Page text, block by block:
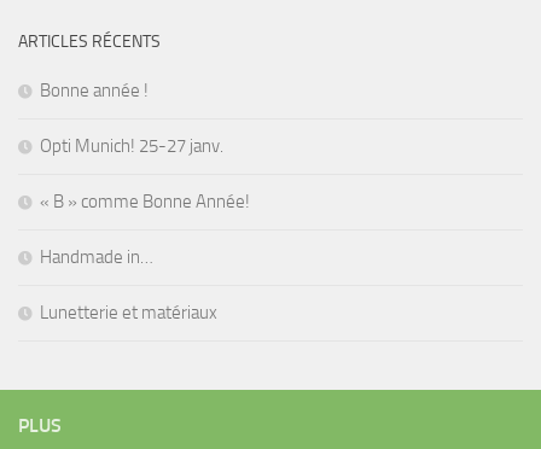
ARTICLES RÉCENTS
Bonne année !
Opti Munich! 25-27 janv.
« B » comme Bonne Année!
Handmade in…
Lunetterie et matériaux
PLUS